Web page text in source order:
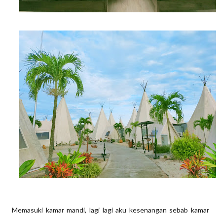
Memasuki kamar mandi, lagi lagi aku kesenangan sebab kamar